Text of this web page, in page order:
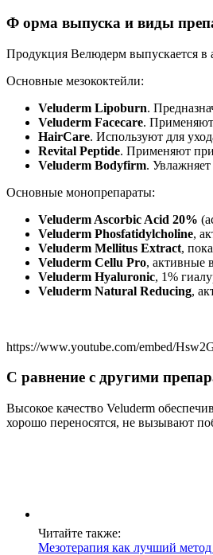
Ф орма выпуска и виды
Продукция Велюдерм выпускается в
Основные мезококтейли:
Veluderm Lipoburn.
Veluderm Facecare. Применяют
HairCare. Используют для
Revital Peptide. Применяют
Veluderm Bodyfirm.
Основные монопрепараты:
Veluderm Ascorbic Acid 20%
Veluderm Phosfatidylcholine,
Veluderm Mellitus Extract,
Veluderm Cellu Pro, активные
Veluderm Hyaluronic, 1%
Veluderm Natural Reducing,
https://www.youtube.com/embed/
С равнение с другими
Высокое качество Veluderm
хорошо переносятся, не вызывают
Читайте также:
Мезотерапия как лучший